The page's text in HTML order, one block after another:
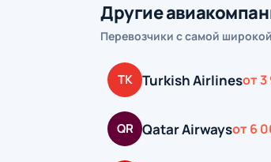
Другие
Перевозчики с самой
TK Turkish Airlinesот
QR Qatar Airwaysот 6